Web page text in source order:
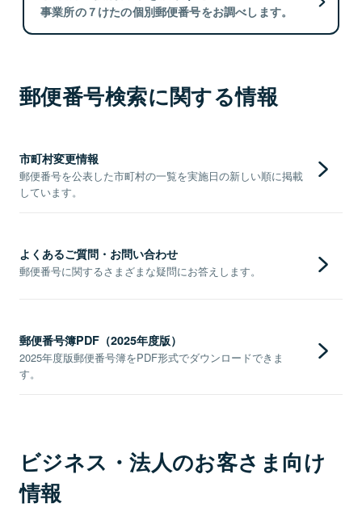
事業所の７けたの個別郵便番号をお調べします。
郵便番号検索に関する情報
市町村変更情報
郵便番号を公表した市町村の一覧を実施日の新しい順に掲載
しています。
よくあるご質問・お問い合わせ
郵便番号に関するさまざまな疑問にお答えします。
郵便番号簿PDF（2025年度版）
2025年度版郵便番号簿をPDF形式でダウンロードできま
す。
ビジネス・法人のお客さま向け
情報